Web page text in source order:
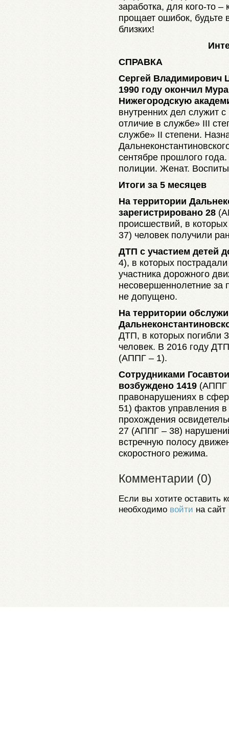
заработка, для кого-то
прощает ошибок, будьте
близких!
СПРАВКА
Сергей Владимирович
1990 году окончил
Нижегородскую
внутренних дел служит
отличие в службе» III
службе» II степени.
сентябре прошлого
полиции. Женат.
Итоги за 5 месяцев
На территории
зарегистрировано 28
происшествий, в
37) человек получили
ДТП с участием детей
4), в которых
участника дорожного
несовершеннолетние
не допущено.
На территории
ДТП, в которых
человек. В 2016 году
(АППГ – 1).
Сотрудниками
возбуждено 1419 (AППГ
правонарушениях в
51) фактов управления в
прохождения
27 (AППГ – 38)
встречную полосу
скоростного режима.
Комментарии (0)
Если вы хотите оставить
необходимо войти на